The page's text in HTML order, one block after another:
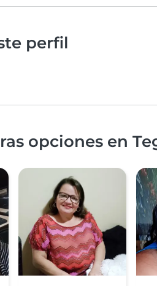
perfil
opciones en